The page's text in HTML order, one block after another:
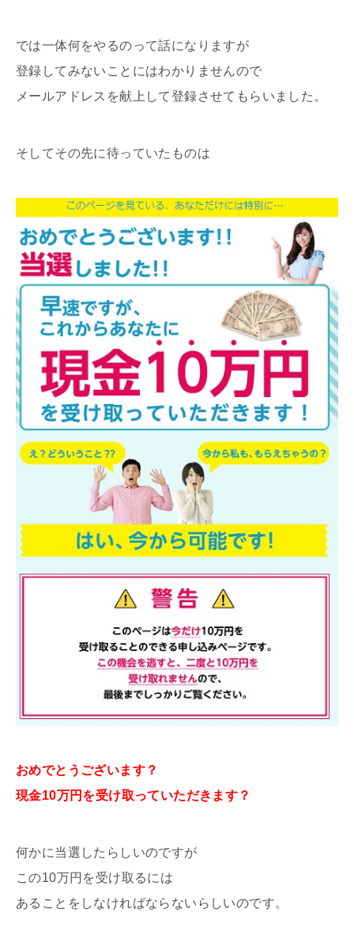
では一体何をやるのって話になりますが
登録してみないことにはわかりませんので
メールアドレスを献上して登録させてもらいました。
そしてその先に待っていたものは
おめでとうございます？
現金10万円を受け取っていただきます？
何かに当選したらしいのですが
この10万円を受け取るには
あることをしなければならないらしいのです。